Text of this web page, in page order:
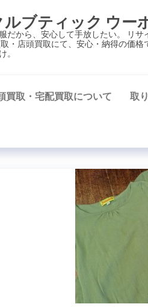
ルブティック ウー
だから、安心して手放したい。 リ
・店頭買取にて、安心・納得の価
。
買取・宅配買取について 取